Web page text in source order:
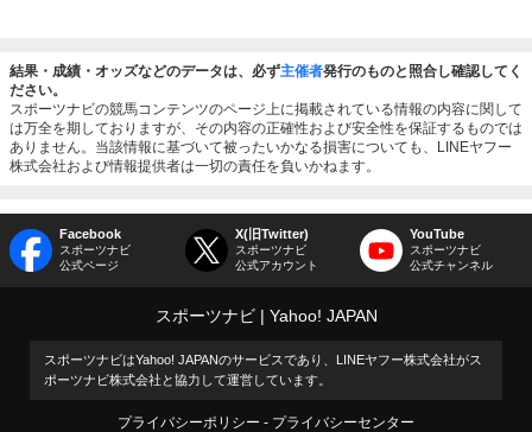
結果・成績・オッズなどのデータは、必ず主催者発行のものと照合し確認してく
ださい。
スポーツナビの競馬コンテンツのページ上に掲載されている情報の内容に関して
は万全を期しておりますが、その内容の正確性および安全性を保証するものでは
ありません。当該情報に基づいて被ったいかなる損害についても、LINEヤフー
株式会社および情報提供者は一切の責任を負いかねます。
Facebook
スポーツナビ
公式ページ
X(旧Twitter)
スポーツナビ
公式アカウント
YouTube
スポーツナビ
公式チャンネル
スポーツナビ Yahoo! JAPAN
スポーツナビはYahoo! JAPANのサービスであり、LINEヤフー株式会社がス
ポーツナビ株式会社と協力して運営しています。
プライバシーポリシー プライバシーセンター